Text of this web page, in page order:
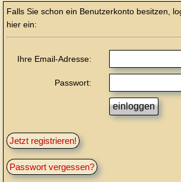
Falls Sie schon ein Benutzerkonto besitzen,
hier ein:
Ihre Email-Adresse:
Passwort:
Jetzt registrieren!
Passwort vergessen?